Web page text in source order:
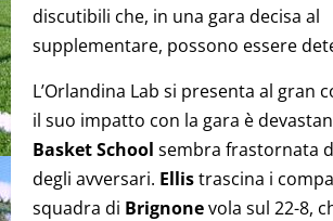
discutibili che, in una gara decisa al
supplementare, possono essere
L’Orlandina Lab si presenta al gran
il suo impatto con la gara è
Basket School sembra frastornata
degli avversari. Ellistrascina i
squadra di Brignonevola sul 22-8,